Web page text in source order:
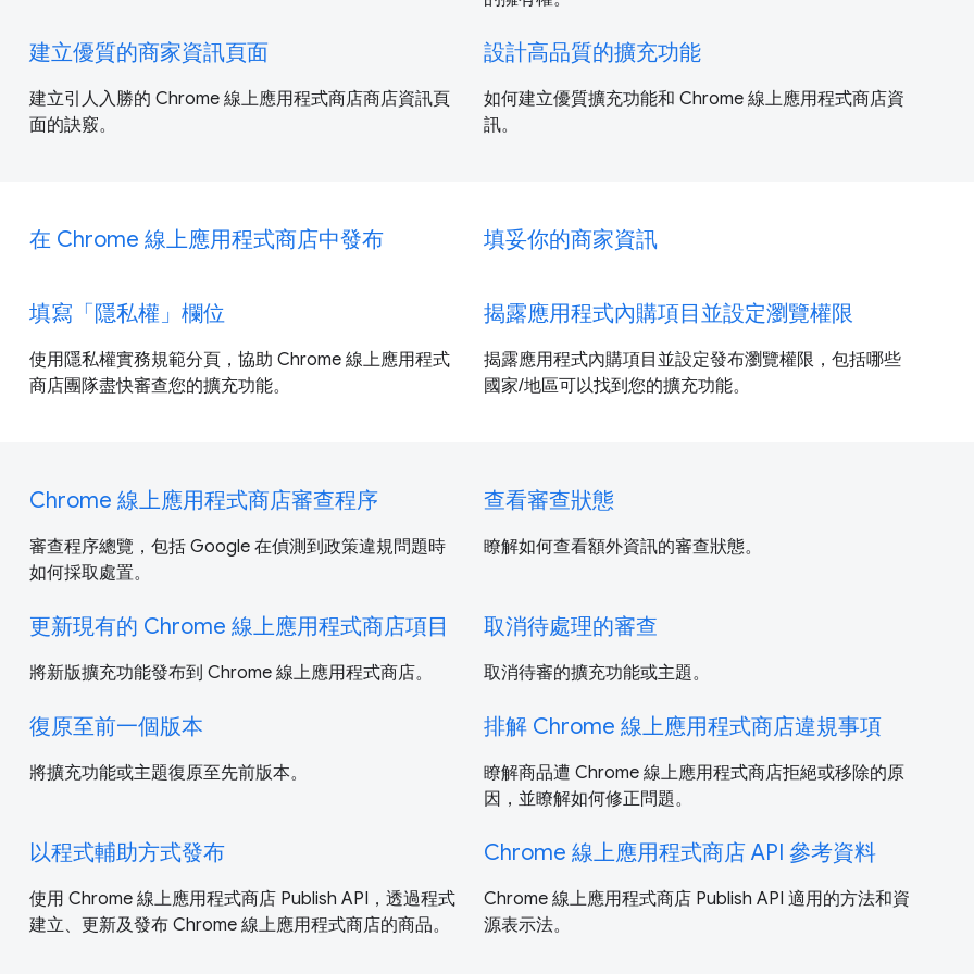
建立優質的商家資訊頁面
建立引人入勝的 Chrome 線上應用程式商店商店資訊頁
面的訣竅。
設計高品質的擴充功能
如何建立優質擴充功能和 Chrome 線上應用程式商店資
訊。
在 Chrome 線上應用程式商店中發布 填妥你的商家資訊
填寫「隱私權」欄位
使用隱私權實務規範分頁，協助 Chrome 線上應用程式
商店團隊盡快審查您的擴充功能。
揭露應用程式內購項目並設定瀏覽權限
揭露應用程式內購項目並設定發布瀏覽權限，包括哪些
國家/地區可以找到您的擴充功能。
Chrome 線上應用程式商店審查程序
審查程序總覽，包括 Google 在偵測到政策違規問題時
如何採取處置。
查看審查狀態
瞭解如何查看額外資訊的審查狀態。
更新現有的 Chrome 線上應用程式商店項目
將新版擴充功能發布到 Chrome 線上應用程式商店。
取消待處理的審查
取消待審的擴充功能或主題。
復原至前一個版本
將擴充功能或主題復原至先前版本。
排解 Chrome 線上應用程式商店違規事項
瞭解商品遭 Chrome 線上應用程式商店拒絕或移除的原
因，並瞭解如何修正問題。
以程式輔助方式發布
使用 Chrome 線上應用程式商店 Publish API，透過程式
建立、更新及發布 Chrome 線上應用程式商店的商品。
Chrome 線上應用程式商店 API 參考資料
Chrome 線上應用程式商店 Publish API 適用的方法和資
源表示法。